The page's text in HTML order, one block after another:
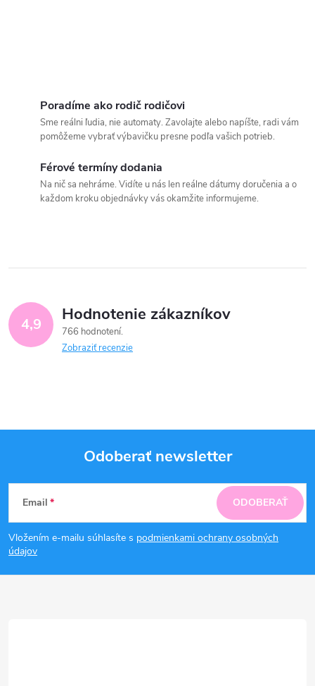
Poradíme ako rodič rodičovi
Sme reálni ľudia, nie automaty. Zavolajte alebo napíšte, radi vám
pomôžeme vybrať výbavičku presne podľa vašich potrieb.
Férové termíny dodania
Na nič sa nehráme. Vidíte u nás len reálne dátumy doručenia a o
každom kroku objednávky vás okamžite informujeme.
4,9 Hodnotenie zákazníkov
766 hodnotení
Zobraziť recenzie
Z
á
p
Odoberať newsletter
Email
Vložením e-mailu súhlasíte s podmienkami ochrany osobných
údajov
ODOBERAŤ